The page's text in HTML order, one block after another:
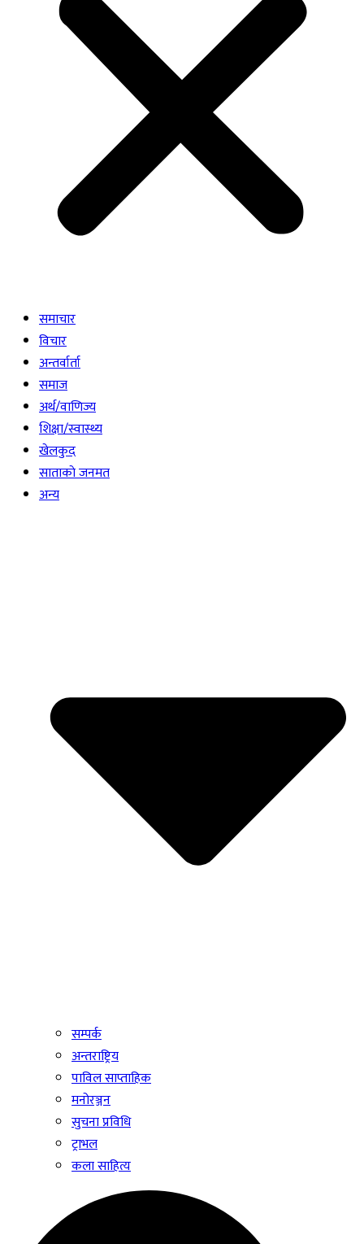
समाचार
विचार
अन्तर्वार्ता
समाज
अर्थ/वाणिज्य
शिक्षा/स्वास्थ्य
खेलकुद
साताकाे जनमत
अन्य
सम्पर्क
अन्तराष्ट्रिय
पाविल साप्ताहिक
मनोरञ्जन
सुचना प्रविधि
ट्राभल
कला साहित्य